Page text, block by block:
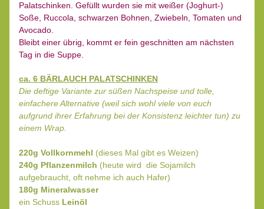
Palatschinken. Gefüllt wurden sie mit weißer (Joghurt-)
Soße, Ruccola, schwarzen Bohnen, Zwiebeln, Tomaten und
Avocado.
Bleibt einer übrig, kommt er fein geschnitten am nächsten
Tag in die Suppe.
ca. 6 BÄRLAUCH PALATSCHINKEN
Die deftige Variante zur süßen Nachspeise und tolle,
einfachere Alternative (weil sich wohl viele von euch
aufgrund ihrer Erfahrung bei der Konsistenz leichter tun) zu
einem Wrap.
220g Vollkornmehl (dieses Mal gibt es Weizen)
240g Pflanzenmilch (heute wird  die Sojamilch
aufgebraucht, oft nehme ich auch Hafer)
180g Mineralwasser
ein Schuss Leinöl